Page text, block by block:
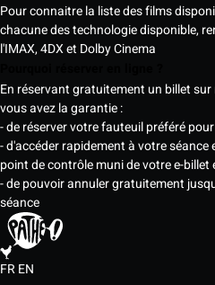
Pour connaitre la liste des films
chacune des technologie disponible,
l'IMAX, 4DX et Dolby Cinema
En réservant gratuitement un billet
vous avez la garantie :
- de réserver votre fauteuil préféré
- d'accéder rapidement à votre
point de contrôle muni de votre e-
- de pouvoir annuler gratuitement
séance
FREN